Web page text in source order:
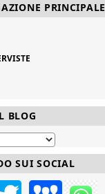
PRINCIPALE
BLOG
SUI SOCIAL